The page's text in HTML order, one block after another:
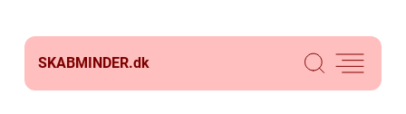
SKABMINDER.dk